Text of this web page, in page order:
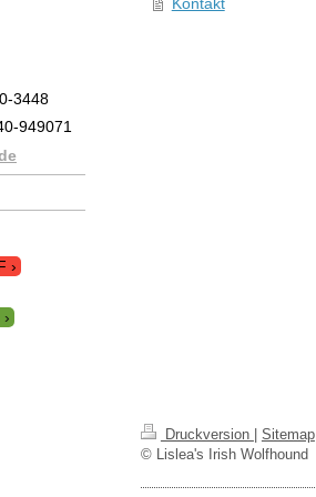
3448
949071
Druckversion
Sitemap
© Lislea's Irish Wolfhound